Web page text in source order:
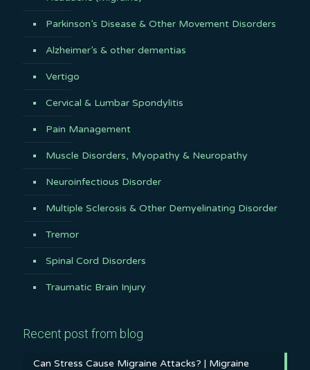
Parkinson’s Disease & Other Movement Disorders
Alzheimer’s & other dementias
Vertigo
Cervical & Lumbar Spondylitis
Pain Management
Muscle Disorders, Myopathy & Neuropathy
Neuroinfectious Disorder
Multiple Sclerosis & Other Demyelinating Disorder
Tremor
Spinal Cord Disorders
Traumatic Brain Injury
Recent post from blog
Can Stress Cause Migraine Attacks? | Migraine